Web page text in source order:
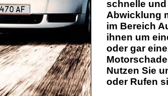
schnelle
Abwicklung
im Bereich
ihnen um
oder gar
Nutzen Sie
oder Rufen